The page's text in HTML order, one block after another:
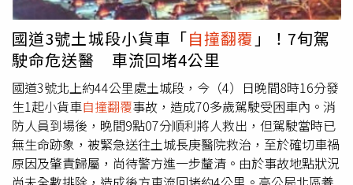
國道3號土城段小貨車「自撞翻覆 」！7旬駕
駛命危送醫 車流回堵4公里
國道3號北上約44公里處土城段，今（4）日晚間8時16分發
生1起小貨車自撞翻覆事故，造成70多歲駕駛受困車內。消
防人員到場後，晚間9點07分順利將人救出，但駕駛當時已
無生命跡象，被緊急送往土城長庚醫院救治，至於確切車禍
原因及肇責歸屬，尚待警方進一步釐清。由於事故地點狀況